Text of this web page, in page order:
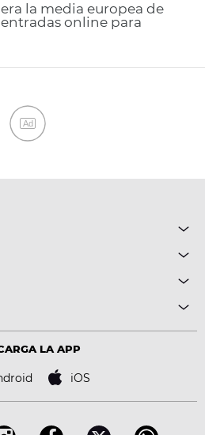
la media europea de
online para
Ad
LA APP
iOS